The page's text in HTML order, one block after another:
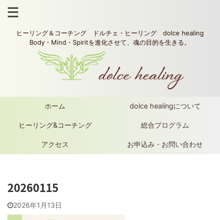
ヒーリング＆コーチング ドルチェ・ヒーリング dolce healing
Body・Mind・Spiritを進化させて、魂の目的を生きる。
ホーム dolce healingについて
ヒーリング&コーチング 総合プログラム
アクセス お申込み・お問い合わせ
20260115
2026年1月13日